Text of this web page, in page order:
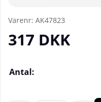
Varenr: AK47823
317 DKK
Antal: